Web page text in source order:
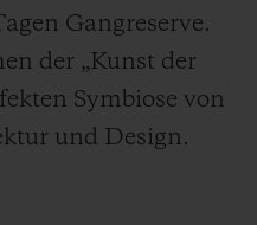
Gangreserve.
der „Kunst der
Symbiose von
und Design.